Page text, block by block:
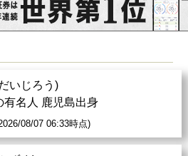
いじろう)
有名人 鹿児島出身
08/07 06:33時点)